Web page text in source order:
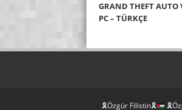
GRAND THEFT AUTO
PC – TÜRKÇE
🎗Özgür Filistin🎗